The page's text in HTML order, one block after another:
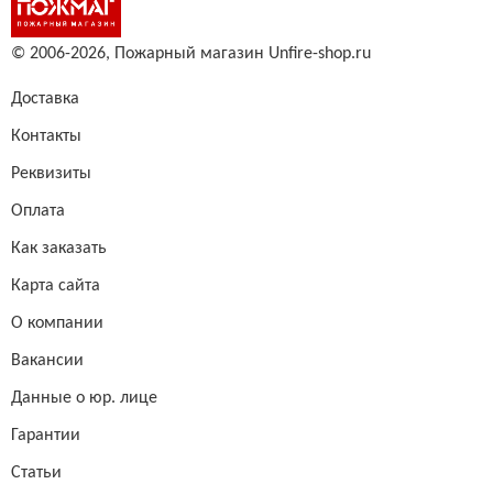
© 2006-2026, Пожарный магазин Unfire-shop.ru
Доставка
Контакты
Реквизиты
Оплата
Как заказать
Карта сайта
О компании
Вакансии
Данные о юр. лице
Гарантии
Статьи